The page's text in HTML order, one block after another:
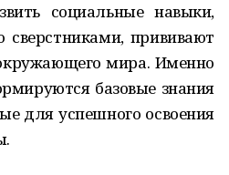
социальные навыки,
сверстниками, прививают
мира. Именно
базовые знания
для успешного освоения